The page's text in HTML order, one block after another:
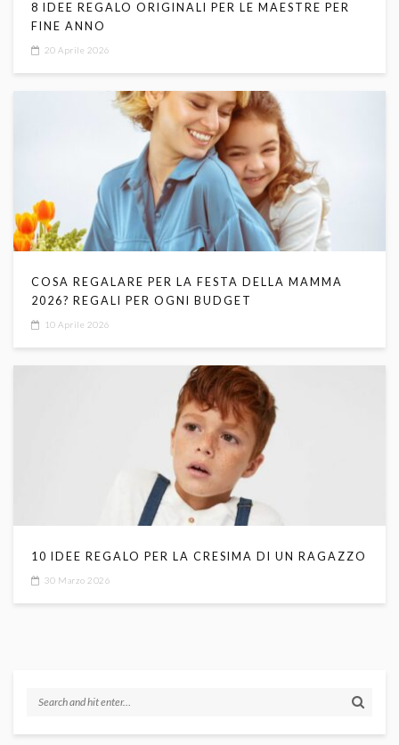
8 IDEE REGALO ORIGINALI PER LE MAESTRE PER
FINE ANNO
20 Aprile 2026
COSA REGALARE PER LA FESTA DELLA MAMMA
2026? REGALI PER OGNI BUDGET
10 Aprile 2026
10 IDEE REGALO PER LA CRESIMA DI UN RAGAZZO
30 Marzo 2026